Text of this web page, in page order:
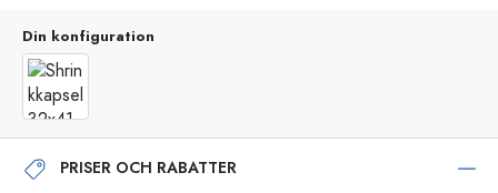
Din konfiguration
PRISER OCH RABATTER